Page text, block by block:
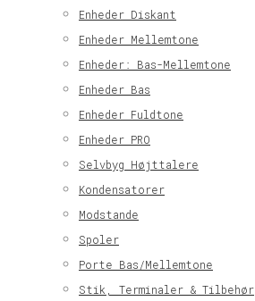
Enheder Diskant
Enheder Mellemtone
Enheder: Bas-Mellemtone
Enheder Bas
Enheder Fuldtone
Enheder PRO
Selvbyg Højttalere
Kondensatorer
Modstande
Spoler
Porte Bas/Mellemtone
Stik, Terminaler & Tilbehør